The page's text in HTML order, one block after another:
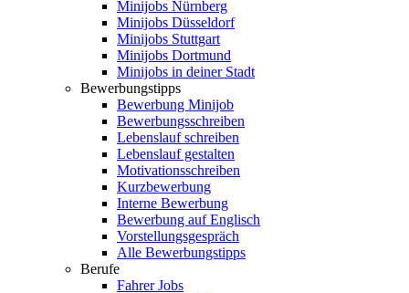
Minijobs Nürnberg
Minijobs Düsseldorf
Minijobs Stuttgart
Minijobs Dortmund
Minijobs in deiner Stadt
Bewerbungstipps
Bewerbung Minijob
Bewerbungsschreiben
Lebenslauf schreiben
Lebenslauf gestalten
Motivationsschreiben
Kurzbewerbung
Interne Bewerbung
Bewerbung auf Englisch
Vorstellungsgespräch
Alle Bewerbungstipps
Berufe
Fahrer Jobs